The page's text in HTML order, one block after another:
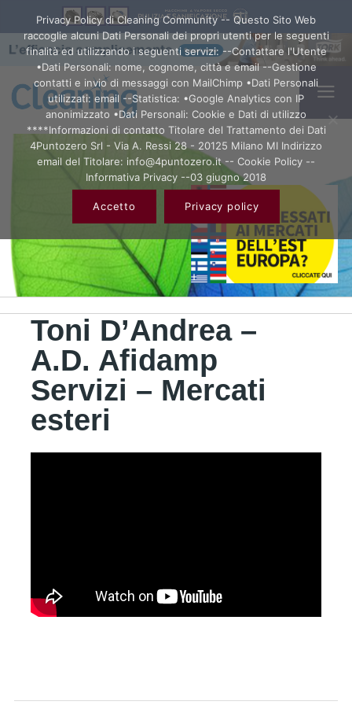
Toni D’Andrea –
A.D. Afidamp
Servizi – Mercati
esteri
Privacy Policy di Cleaning Community -- Questo Sito Web
raccoglie alcuni Dati Personali dei propri utenti per le seguenti
finalità ed utilizzando i seguenti servizi: --Contattare l'Utente
•Dati Personali: nome, cognome, città e email --Gestione
contatti e invio di messaggi con MailChimp •Dati Personali
utilizzati: email --Statistica: •Google Analytics con IP
anonimizzato •Dati Personali: Cookie e Dati di utilizzo
****Informazioni di contatto Titolare del Trattamento dei Dati
4Puntozero Srl - Via A. Ressi 28 - 20125 Milano MI Indirizzo
email del Titolare: info@4puntozero.it -- Cookie Policy --
Informativa Privacy --03 giugno 2018
Accetto Privacy policy